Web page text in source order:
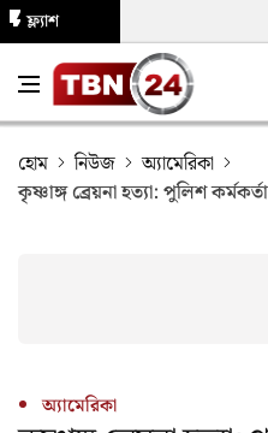
ফ্ল্যাশ
হোম নিউজ
অ্যামেরিকা
কৃষ্ণাঙ্গ ব্রেয়না হত্যা: পুলিশ
অ্যামেরিকা